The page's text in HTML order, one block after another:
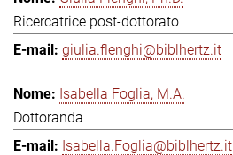
Ricercatrice post-dottorato
giulia.flenghi@biblhertz.it
Isabella Foglia, M.A.
Dottoranda
Isabella.Foglia@biblhertz.it